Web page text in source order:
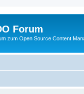
Forum
zum Open Source Content